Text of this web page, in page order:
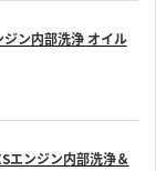
ン内部洗浄 オイル
エンジン内部洗浄＆